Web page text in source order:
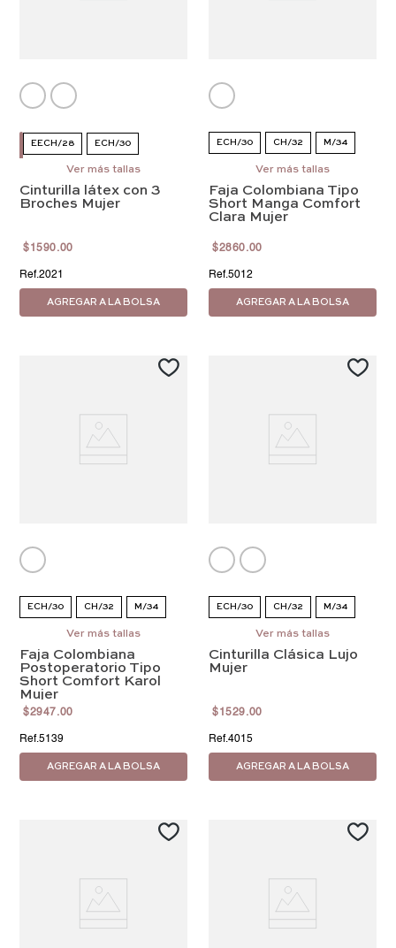
M/34
EECH/28 ECH/30
M/34
G/36 EG/38 EEG/40
Ver más tallas
Cinturilla látex con 3
Broches Mujer
$1590.00
2021
AGREGAR A LA BOLSA
ECH/30 CH/32 M/34
EEG/40
EEEG/42
Ver más tallas
Faja Colombiana Tipo
Short Manga Comfort
Clara Mujer
$2860.00
5012
AGREGAR A LA BOLSA
ECH/30 CH/32 M/34
EG/38 EEG/40
EEEG/42 4EG/44
5EG/46
Ver más tallas
Faja Colombiana
Postoperatorio Tipo
Short Comfort Karol
Mujer
$2947.00
5139
AGREGAR A LA BOLSA
ECH/30 CH/32 M/34
EG/38 EEG/40
EEEG/42
Ver más tallas
Cinturilla Clásica Lujo
Mujer
$1529.00
4015
AGREGAR A LA BOLSA